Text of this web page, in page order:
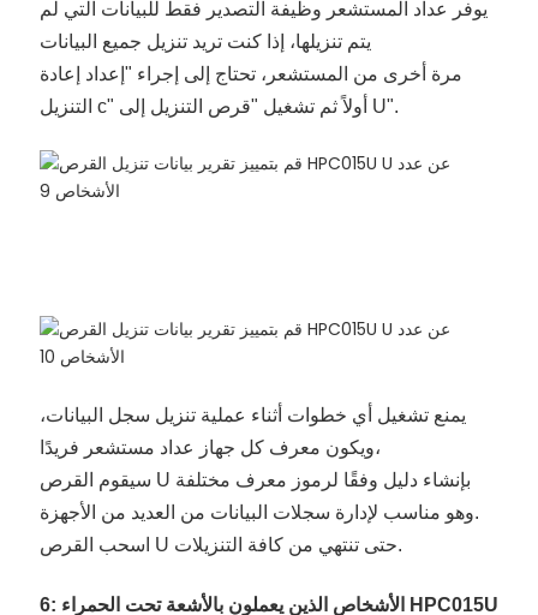
يوفر عداد المستشعر وظيفة التصدير فقط للبيانات التي لم
يتم تنزيلها، إذا كنت تريد تنزيل جميع البيانات
مرة أخرى من المستشعر، تحتاج إلى إجراء "إعداد إعادة
التنزيل c" أولاً ثم تشغيل "قرص التنزيل إلى U".
يمنع تشغيل أي خطوات أثناء عملية تنزيل سجل البيانات،
ويكون معرف كل جهاز عداد مستشعر فريدًا،
سيقوم القرص U بإنشاء دليل وفقًا لرموز معرف مختلفة
وهو مناسب لإدارة سجلات البيانات من العديد من الأجهزة.
اسحب القرص U حتى تنتهي من كافة التنزيلات.
6: الأشخاص الذين يعملون بالأشعة تحت الحمراء HPC015U